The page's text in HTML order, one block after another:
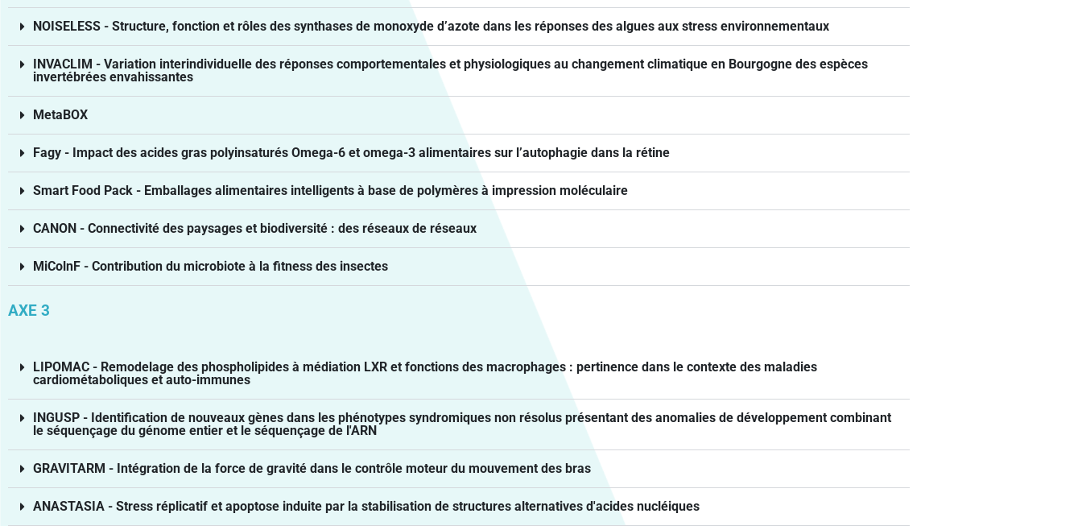
NOISELESS - Structure, fonction et rôles des synthases de monoxyde d’azote dans les réponses des algues aux stress environnementaux
INVACLIM - Variation interindividuelle des réponses comportementales et physiologiques au changement climatique en Bourgogne des espèces
invertébrées envahissantes
MetaBOX
Fagy - Impact des acides gras polyinsaturés Omega-6 et omega-3 alimentaires sur l’autophagie dans la rétine
Smart Food Pack - Emballages alimentaires intelligents à base de polymères à impression moléculaire
CANON - Connectivité des paysages et biodiversité : des réseaux de réseaux
MiColnF - Contribution du microbiote à la fitness des insectes
AXE 3
LIPOMAC - Remodelage des phospholipides à médiation LXR et fonctions des macrophages : pertinence dans le contexte des maladies
cardiométaboliques et auto-immunes
INGUSP - Identification de nouveaux gènes dans les phénotypes syndromiques non résolus présentant des anomalies de développement combinant
le séquençage du génome entier et le séquençage de l'ARN
GRAVITARM - Intégration de la force de gravité dans le contrôle moteur du mouvement des bras
ANASTASIA - Stress réplicatif et apoptose induite par la stabilisation de structures alternatives d'acides nucléiques